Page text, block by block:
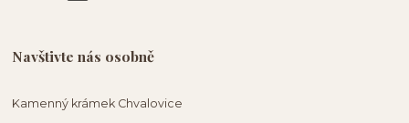
Navštivte nás osobně
Kamenný krámek Chvalovice